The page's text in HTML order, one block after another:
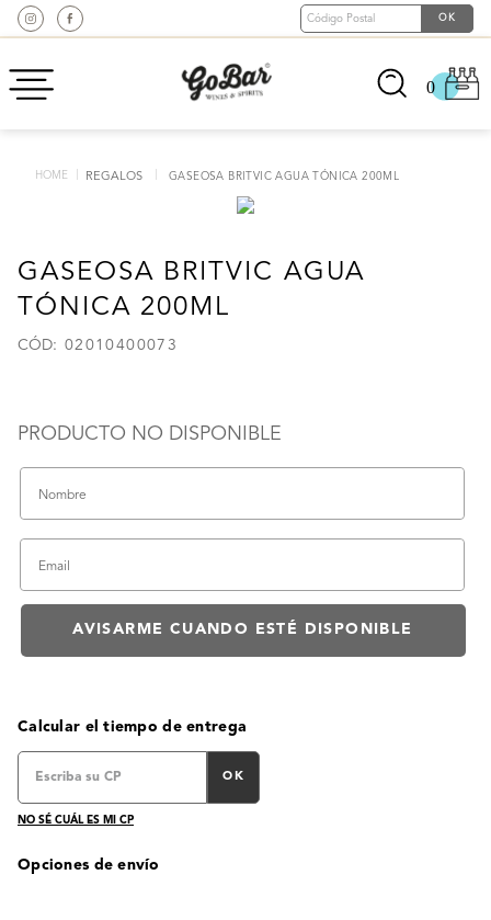
0
REGALOS GASEOSA BRITVIC AGUA TÓNICA 200ML
GASEOSA BRITVIC AGUA
TÓNICA 200ML
: 02010400073
Calcular el tiempo de entrega
OK
NO SÉ CUÁL ES MI CP
Opciones de envío